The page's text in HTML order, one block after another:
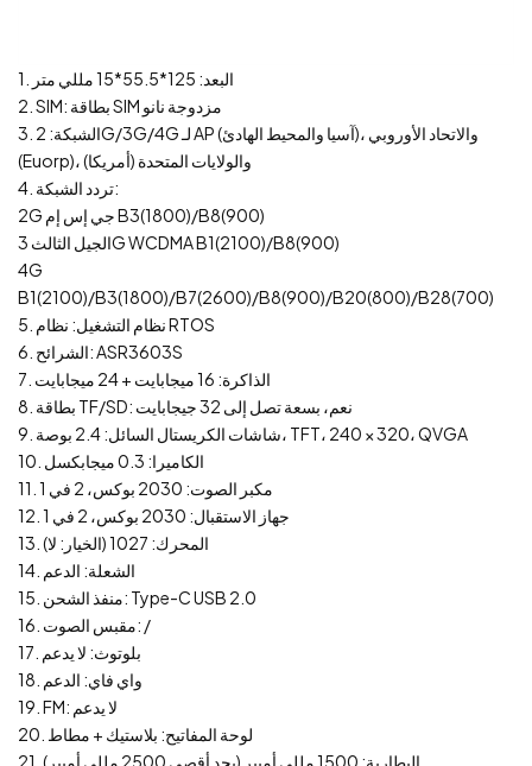
1. البعد: 125*55.5*15 مللي متر
2. SIM: بطاقة SIM مزدوجة نانو
3. الشبكة: 2G/3G/4G لـ AP (آسيا والمحيط الهادئ)، والاتحاد الأوروبي
(Euorp)، والولايات المتحدة (أمريكا)
4. تردد الشبكة:
2G جي إس إم B3(1800)/B8(900)
الجيل الثالث 3G WCDMA B1(2100)/B8(900)
4G
B1(2100)/B3(1800)/B7(2600)/B8(900)/B20(800)/B28(700)
5. نظام التشغيل: نظام RTOS
6. الشرائح: ASR3603S
7. الذاكرة: 16 ميجابايت + 24 ميجابايت
8. بطاقة TF/SD: نعم، بسعة تصل إلى 32 جيجابايت
9. شاشات الكريستال السائل: 2.4 بوصة، TFT، 240 × 320، QVGA
10. الكاميرا: 0.3 ميجابكسل
11. مكبر الصوت: 2030 بوكس، 2 في 1
12. جهاز الاستقبال: 2030 بوكس، 2 في 1
13. المحرك: 1027 (الخيار: لا)
14. الشعلة: الدعم
15. منفذ الشحن: Type-C USB 2.0
16. مقبس الصوت: /
17. بلوتوث: لا يدعم
18. واي فاي: الدعم
19. FM: لا يدعم
20. لوحة المفاتيح: بلاستيك + مطاط
21. البطارية: 1500 مللي أمبير (بحد أقصى 2500 مللي أمبير)